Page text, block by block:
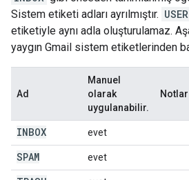
Sistem etiketi adları ayrılmıştır. USER
etiketiyle aynı adla oluşturulamaz.
yaygın Gmail sistem etiketlerinden
Ad
Manuel
olarak
uygulanabilir.
Notlar
INBOX evet
SPAM evet